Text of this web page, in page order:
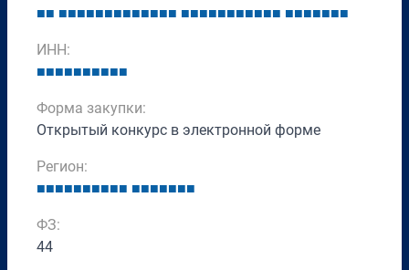
■■ ■■■■■■■■■■■■■ ■■■■■■■■■■■ ■■■■■■■
ИНН:
■■■■■■■■■■
Форма закупки:
Открытый конкурс в электронной форме
Регион:
■■■■■■■■■■ ■■■■■■■
ФЗ:
44